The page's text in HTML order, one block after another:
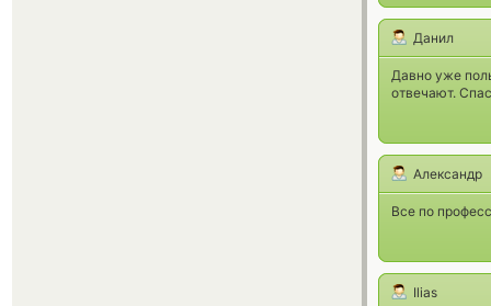
Данил
Давно уже
отвечают.
Александр
Все по
Ilias